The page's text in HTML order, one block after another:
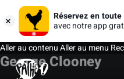
Réservez en
avec notre app
Aller au contenuAller au menu
George Clooney